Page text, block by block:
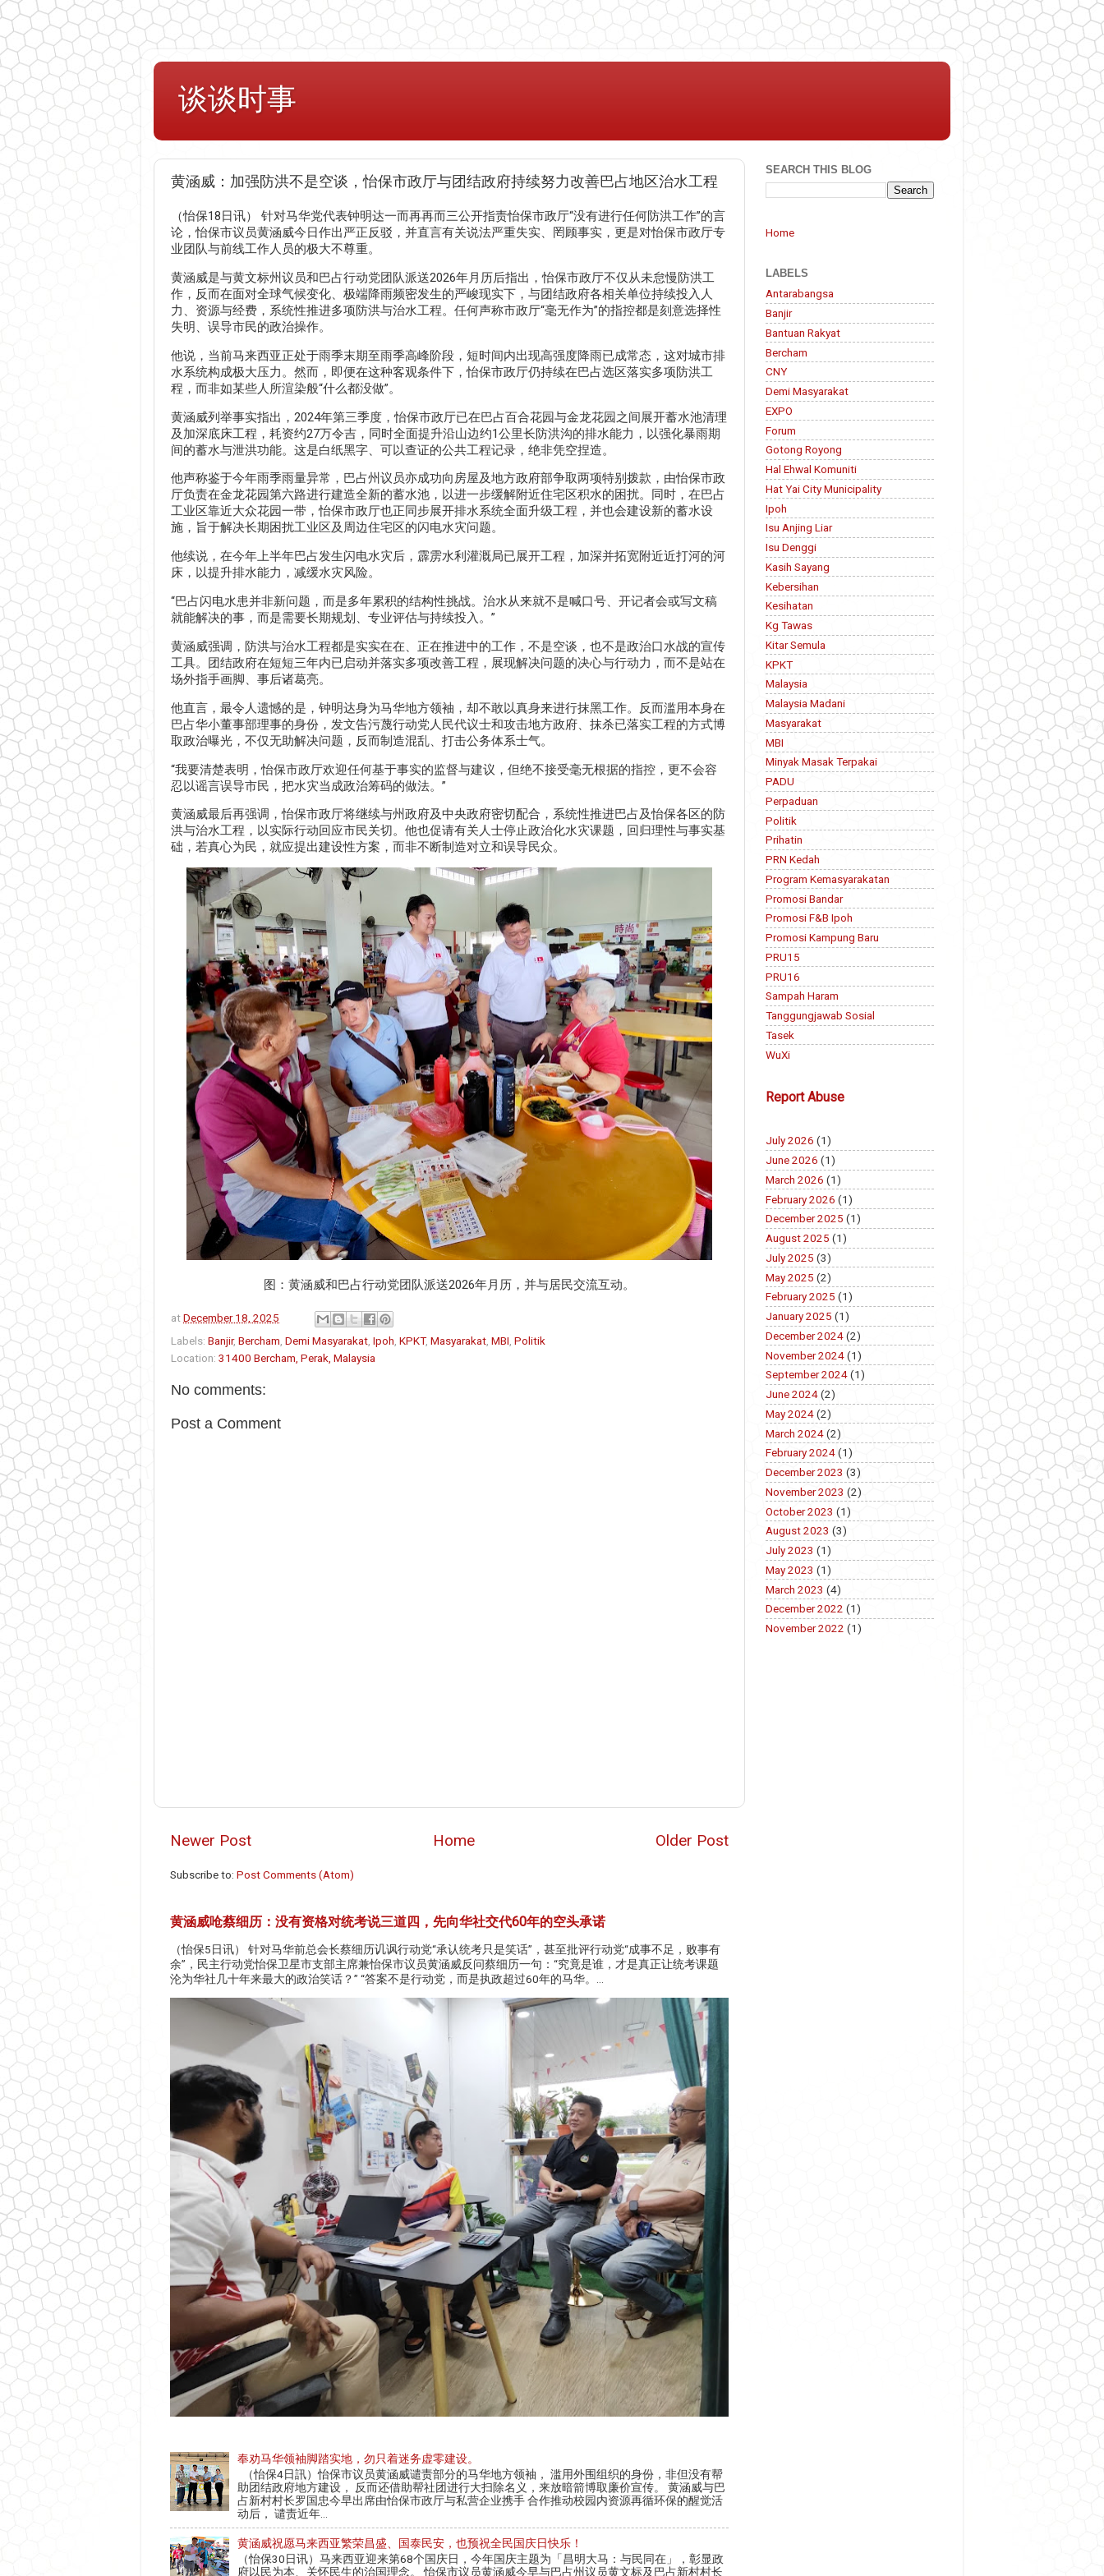
谈谈时事
黄涵威：加强防洪不是空谈，怡保市政厅与团结政府持续努力改善巴占地区治水工程
（怡保18日讯） 针对马华党代表钟明达一而再再而三公开指责怡保市政厅“没有进行任何防洪工作”的言
论，怡保市议员黄涵威今日作出严正反驳，并直言有关说法严重失实、罔顾事实，更是对怡保市政厅专
业团队与前线工作人员的极大不尊重。
黄涵威是与黄文标州议员和巴占行动党团队派送2026年月历后指出，怡保市政厅不仅从未怠慢防洪工
作，反而在面对全球气候变化、极端降雨频密发生的严峻现实下，与团结政府各相关单位持续投入人
力、资源与经费，系统性推进多项防洪与治水工程。任何声称市政厅“毫无作为”的指控都是刻意选择性
失明、误导市民的政治操作。
他说，当前马来西亚正处于雨季末期至雨季高峰阶段，短时间内出现高强度降雨已成常态，这对城市排
水系统构成极大压力。然而，即便在这种客观条件下，怡保市政厅仍持续在巴占选区落实多项防洪工
程，而非如某些人所渲染般“什么都没做”。
黄涵威列举事实指出，2024年第三季度，怡保市政厅已在巴占百合花园与金龙花园之间展开蓄水池清理
及加深底床工程，耗资约27万令吉，同时全面提升沿山边约1公里长防洪沟的排水能力，以强化暴雨期
间的蓄水与泄洪功能。这是白纸黑字、可以查证的公共工程记录，绝非凭空捏造。
他声称鉴于今年雨季雨量异常，巴占州议员亦成功向房屋及地方政府部争取两项特别拨款，由怡保市政
厅负责在金龙花园第六路进行建造全新的蓄水池，以进一步缓解附近住宅区积水的困扰。同时，在巴占
工业区靠近大众花园一带，怡保市政厅也正同步展开排水系统全面升级工程，并也会建设新的蓄水设
施，旨于解决长期困扰工业区及周边住宅区的闪电水灾问题。
他续说，在今年上半年巴占发生闪电水灾后，霹雳水利灌溉局已展开工程，加深并拓宽附近近打河的河
床，以提升排水能力，减缓水灾风险。
“巴占闪电水患并非新问题，而是多年累积的结构性挑战。治水从来就不是喊口号、开记者会或写文稿
就能解决的事，而是需要长期规划、专业评估与持续投入。”
黄涵威强调，防洪与治水工程都是实实在在、正在推进中的工作，不是空谈，也不是政治口水战的宣传
工具。团结政府在短短三年内已启动并落实多项改善工程，展现解决问题的决心与行动力，而不是站在
场外指手画脚、事后诸葛亮。
他直言，最令人遗憾的是，钟明达身为马华地方领袖，却不敢以真身来进行抹黑工作。反而滥用本身在
巴占华小董事部理事的身份，发文告污蔑行动党人民代议士和攻击地方政府、抹杀已落实工程的方式博
取政治曝光，不仅无助解决问题，反而制造混乱、打击公务体系士气。
“我要清楚表明，怡保市政厅欢迎任何基于事实的监督与建议，但绝不接受毫无根据的指控，更不会容
忍以谣言误导市民，把水灾当成政治筹码的做法。”
黄涵威最后再强调，怡保市政厅将继续与州政府及中央政府密切配合，系统性推进巴占及怡保各区的防
洪与治水工程，以实际行动回应市民关切。他也促请有关人士停止政治化水灾课题，回归理性与事实基
础，若真心为民，就应提出建设性方案，而非不断制造对立和误导民众。
图：黄涵威和巴占行动党团队派送2026年月历，并与居民交流互动。
atDecember 18, 2025
Labels: Banjir, Bercham Demi Masyarakat Ipoh KPKT, Masyarakat MBI Politik
Location: 31400 Bercham, Perak, Malaysia
No comments:
Post a Comment
Newer Post Older Post
Home
Subscribe to: Post Comments (Atom)
黄涵威呛蔡细历：没有资格对统考说三道四，先向华社交代60年的空头承诺
（怡保5日讯） 针对马华前总会长蔡细历讥讽行动党“承认统考只是笑话”，甚至批评行动党“成事不足，败事有
余”，民主行动党怡保卫星市支部主席兼怡保市议员黄涵威反问蔡细历一句：“究竟是谁，才是真正让统考课题
沦为华社几十年来最大的政治笑话？” “答案不是行动党，而是执政超过60年的马华。...
奉劝马华领袖脚踏实地，勿只着迷务虚零建设。
（怡保4日訊）怡保市议员黄涵威谴责部分的马华地方领袖， 滥用外围组织的身份，非但没有帮
助团结政府地方建设， 反而还借助帮社团进行大扫除名义，来放暗箭博取廉价宣传。 黄涵威与巴
占新村村长罗国忠今早出席由怡保市政厅与私营企业携手 合作推动校园内资源再循环保的醒觉活
动后， 谴责近年...
黄涵威祝愿马来西亚繁荣昌盛、国泰民安，也预祝全民国庆日快乐！
（怡保30日讯）马来西亚迎来第68个国庆日，今年国庆主题为「昌明大马：与民同在」，彰显政
府以民为本、关怀民生的治国理念。 怡保市议员黄涵威今早与巴占州议员黄文标及巴占新村村长
SEARCH THIS BLOG
Home
LABELS
Antarabangsa
Banjir
Bantuan Rakyat
Bercham
CNY
Demi Masyarakat
EXPO
Forum
Gotong Royong
Hal Ehwal Komuniti
Hat Yai City Municipality
Ipoh
Isu Anjing Liar
Isu Denggi
Kasih Sayang
Kebersihan
Kesihatan
Kg Tawas
Kitar Semula
KPKT
Malaysia
Malaysia Madani
Masyarakat
MBI
Minyak Masak Terpakai
PADU
Perpaduan
Politik
Prihatin
PRN Kedah
Program Kemasyarakatan
Promosi Bandar
Promosi F&B Ipoh
Promosi Kampung Baru
PRU15
PRU16
Sampah Haram
Tanggungjawab Sosial
Tasek
WuXi
Report Abuse
July 2026 (1)
June 2026 (1)
March 2026 (1)
February 2026 (1)
December 2025 (1)
August 2025 (1)
July 2025 (3)
May 2025 (2)
February 2025 (1)
January 2025 (1)
December 2024(2)
November 2024(1)
September 2024(1)
June 2024(2)
May 2024(2)
March 2024(2)
February 2024(1)
December 2023 (3)
November 2023 (2)
October 2023 (1)
August 2023 (3)
July 2023 (1)
May 2023 (1)
March 2023 (4)
December 2022 (1)
November 2022 (1)